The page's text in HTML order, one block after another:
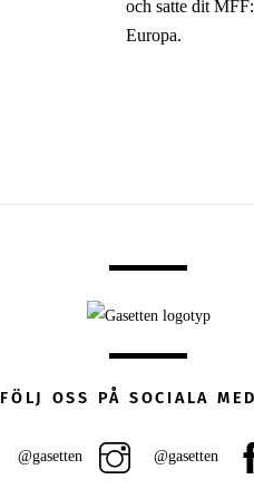
och satte dit
Europa.
FÖLJ OSS PÅ SOCIALA
@gasetten @gasetten